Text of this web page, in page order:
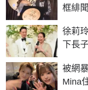
框緋
徐莉
下長
被網
Mina